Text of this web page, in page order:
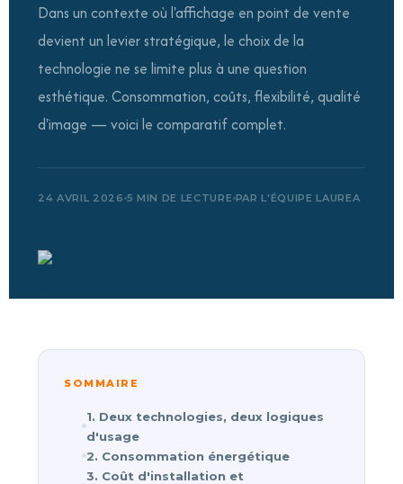
Dans un contexte où l'affichage en point de vente
devient un levier stratégique, le choix de la
technologie ne se limite plus à une question
esthétique. Consommation, coûts, flexibilité, qualité
d'image — voici le comparatif complet.
24 AVRIL 2026 5 MIN DE LECTURE PAR L'ÉQUIPE LAUREA
SOMMAIRE
1. Deux technologies, deux logiques
d'usage
2. Consommation énergétique
3. Coût d'installation et